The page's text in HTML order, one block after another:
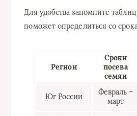
Для удобства запомните
поможет определиться со
Регион
Сроки
посева
семян
Юг России
Февраль –
март